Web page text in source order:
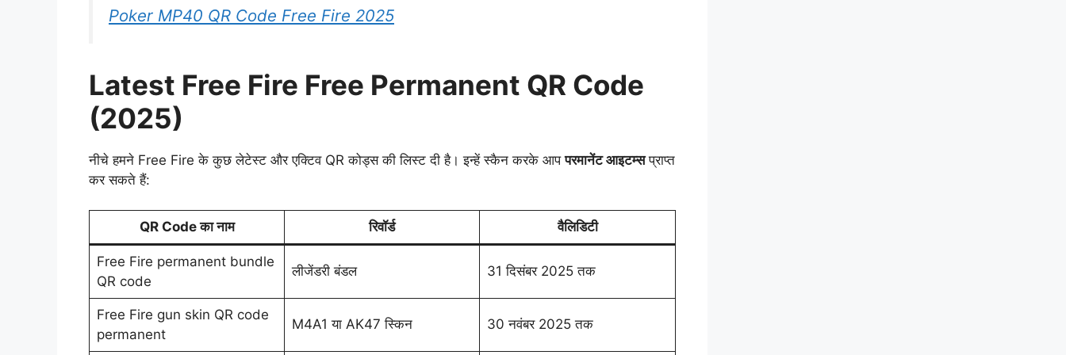
Poker MP40 QR Code Free Fire 2025
Latest Free Fire Free Permanent QR Code
(2025)
नीचे हमने Free Fire के कुछ लेटेस्ट और एक्टिव QR कोड्स की लिस्ट दी है। इन्हें स्कैन करके आपपरमानेंट आइटम्सप्राप्त
कर सकते हैं:
QR Code का नाम रिवॉर्ड वैलिडिटी
Free Fire permanent bundle
QR code
लीजेंडरी बंडल 31 दिसंबर 2025 तक
Free Fire gun skin QR code
permanent
M4A1 या AK47 स्किन 30 नवंबर 2025 तक